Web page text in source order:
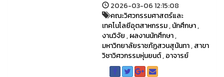
2026-03-06 12:15:08
คณะวิศวกรรมศาสตร์และ
เทคโนโลยีอุตสาหกรรม,นักศึกษา,
งานวิจัย,ผลงานนักศึกษา,
มหาวิทยาลัยราชภัฏสวนสุนันทา,สาขา
วิชาวิศวกรรมหุ่นยนต์,อาจารย์